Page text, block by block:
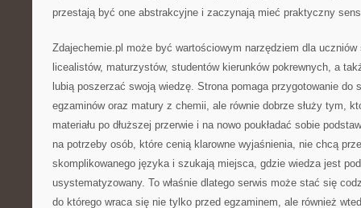
przestają być one abstrakcyjne i zaczynają mieć praktyczny
Zdajechemie.pl może być wartościowym narzędziem dla uczniów
licealistów, maturzystów, studentów kierunków pokrewnych, a
lubią poszerzać swoją wiedzę. Strona pomaga przygotowanie do
egzaminów oraz matury z chemii, ale równie dobrze służy tym,
materiału po dłuższej przerwie i na nowo poukładać sobie
na potrzeby osób, które cenią klarowne wyjaśnienia, nie chcą
skomplikowanego języka i szukają miejsca, gdzie wiedza jest
usystematyzowany. To właśnie dlatego serwis może stać się
do którego wraca się nie tylko przed egzaminem, ale również